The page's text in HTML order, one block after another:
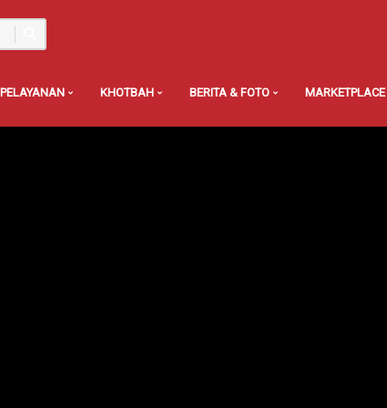
PELAYANAN KHOTBAH BERITA & FOTO MARKETPLACE